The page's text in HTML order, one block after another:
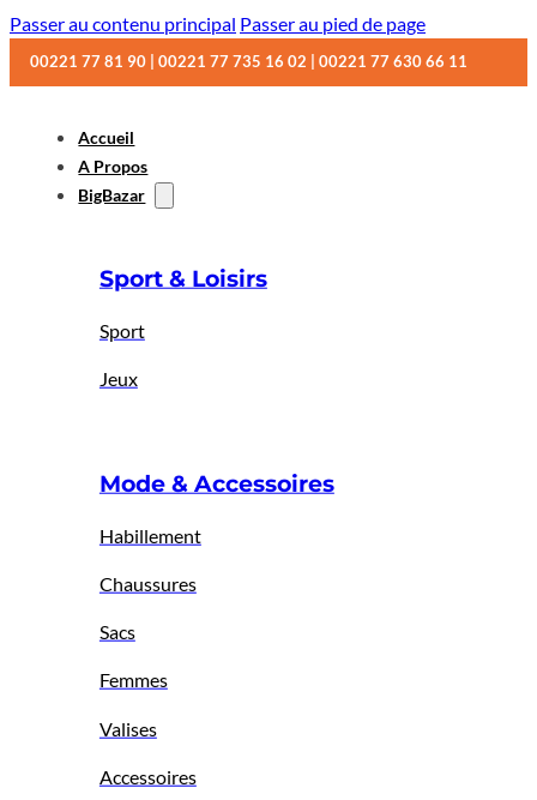
Passer au contenu principal Passer au pied de page
00221 77 81 90 | 00221 77 735 16 02 | 00221 77 630 66 11
Accueil
A Propos
BigBazar
Sport & Loisirs
Sport
Jeux
Mode & Accessoires
Habillement
Chaussures
Sacs
Femmes
Valises
Accessoires